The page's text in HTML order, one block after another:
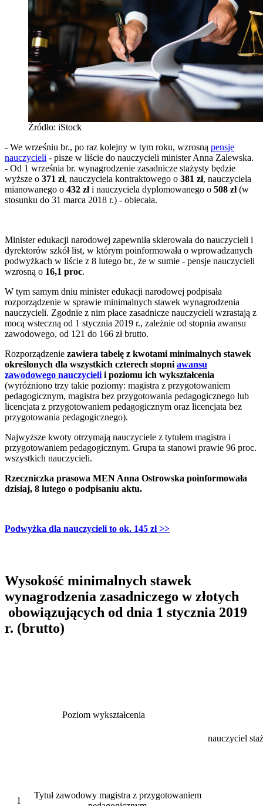
Źródło: iStock
- We wrześniu br., po raz kolejny w tym roku, wzrosną pensje
nauczycieli - pisze w liście do nauczycieli minister Anna Zalewska.
- Od 1 września br. wynagrodzenie zasadnicze stażysty będzie
wyższe o 371 zł, nauczyciela kontraktowego o 381 zł, nauczyciela
mianowanego o 432 złi nauczyciela dyplomowanego o 508 zł(w
stosunku do 31 marca 2018 r.) - obiecała.
Minister edukacji narodowej zapewniła skierowała do nauczycieli i
dyrektorów szkół list, w którym poinformowała o wprowadzanych
podwyżkach w liście z 8 lutego br., że w sumie - pensje nauczycieli
wzrosną o 16,1 proc.
W tym samym dniu minister edukacji narodowej podpisała
rozporządzenie w sprawie minimalnych stawek wynagrodzenia
nauczycieli. Zgodnie z nim płace zasadnicze nauczycieli wzrastają z
mocą wsteczną od 1 stycznia 2019 r., zależnie od stopnia awansu
zawodowego, od 121 do 166 zł brutto.
Rozporządzenie zawiera tabelę z kwotami minimalnych stawek
określonych dla wszystkich czterech stopni awansu
zawodowego nauczycieli i poziomu ich wykształcenia
(wyróżniono trzy takie poziomy: magistra z przygotowaniem
pedagogicznym, magistra bez przygotowania pedagogicznego lub
licencjata z przygotowaniem pedagogicznym oraz licencjata bez
przygotowania pedagogicznego).
Najwyższe kwoty otrzymają nauczyciele z tytułem magistra i
przygotowaniem pedagogicznym. Grupa ta stanowi prawie 96 proc.
wszystkich nauczycieli.
Rzeczniczka prasowa MEN Anna Ostrowska poinformowała
dzisiaj, 8 lutego o podpisaniu aktu.
Podwyżka dla nauczycieli to ok. 145 zł>>
Wysokość minimalnych stawek
wynagrodzenia zasadniczego w złotych
obowiązujących od dnia 1 stycznia 2019
r. (brutto)
Poziom wykształcenia
nauczyciel
1
Tytuł zawodowy magistra z przygotowaniem